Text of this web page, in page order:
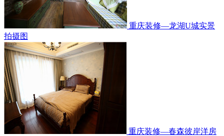
重庆装修—龙湖U城实景
拍摄图
重庆装修—春森彼岸洋房